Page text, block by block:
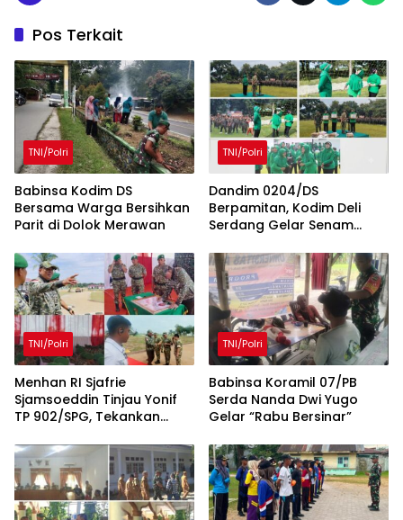
Pos Terkait
TNI/Polri
Babinsa Kodim DS
Bersama Warga Bersihkan
Parit di Dolok Merawan
TNI/Polri
Dandim 0204/DS
Berpamitan, Kodim Deli
Serdang Gelar Senam
Penuh Kebersamaan
TNI/Polri
Menhan RI Sjafrie
Sjamsoeddin Tinjau Yonif
TP 902/SPG, Tekankan
Pangkalan dan
Pengabdian Prajurit
kepada Rakyat
TNI/Polri
Babinsa Koramil 07/PB
Serda Nanda Dwi Yugo
Gelar “Rabu Bersinar”